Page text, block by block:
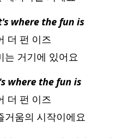
where the fun is
더 펀 이즈
는 거기에 있어요
where the fun is
더 펀 이즈
거움의 시작이에요